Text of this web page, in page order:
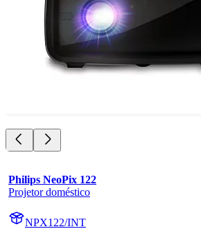
Philips NeoPix 122
Projetor doméstico
NPX122/INT